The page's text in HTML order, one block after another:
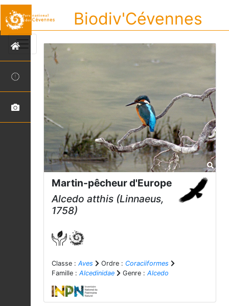
Biodiv'Cévennes
Martin-pêcheur d'Europe
Alcedo atthis (Linnaeus,
1758)
Classe : Aves Ordre : Coraciiformes
Famille : Alcedinidae Genre : Alcedo